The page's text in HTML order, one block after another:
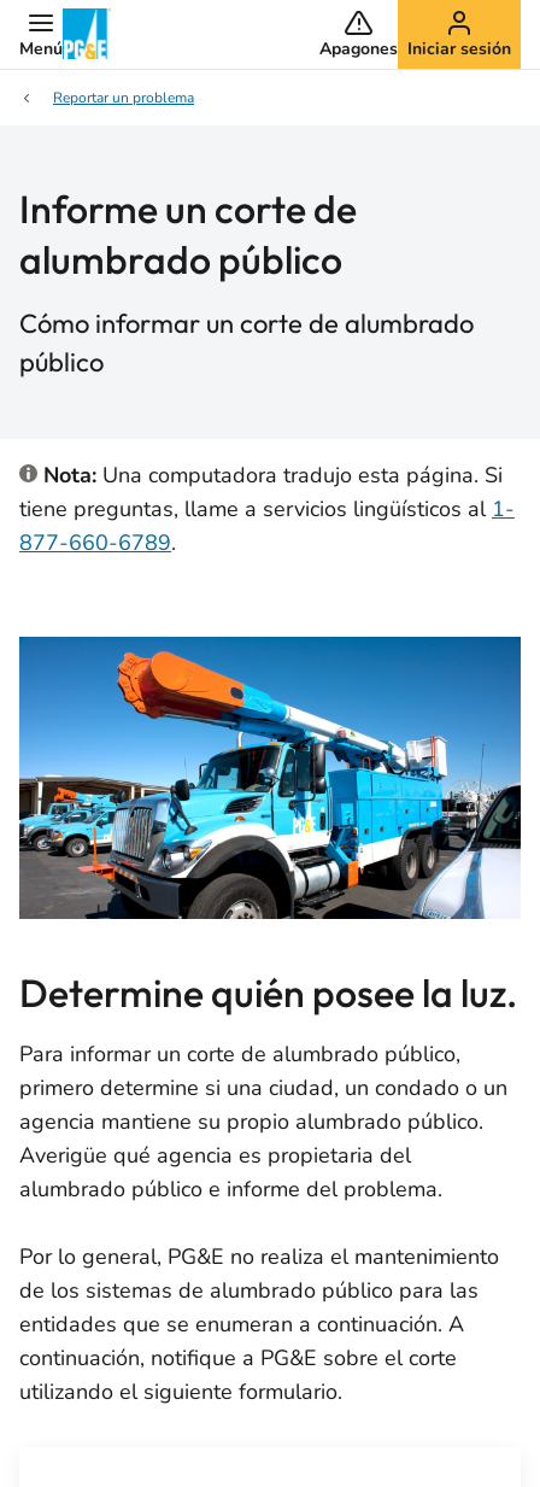
Menú Apagones Iniciar sesión
Reportar un problema
Informe un corte de
alumbrado público
Cómo informar un corte de alumbrado
público
Nota: Una computadora tradujo esta página. Si
tiene preguntas, llame a servicios lingüísticos al 1-
877-660-6789.
Determine quién posee la luz.
Para informar un corte de alumbrado público,
primero determine si una ciudad, un condado o un
agencia mantiene su propio alumbrado público.
Averigüe qué agencia es propietaria del
alumbrado público e informe del problema.
Por lo general, PG&E no realiza el mantenimiento
de los sistemas de alumbrado público para las
entidades que se enumeran a continuación. A
continuación, notifique a PG&E sobre el corte
utilizando el siguiente formulario.